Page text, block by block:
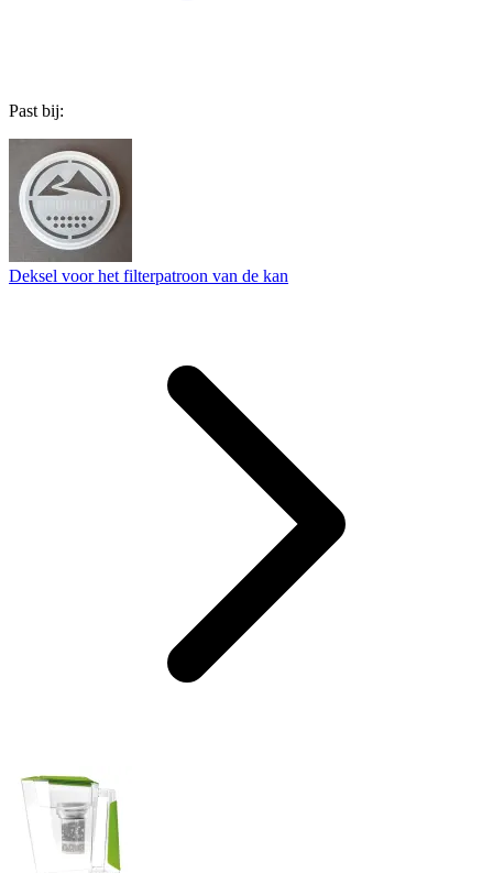
Past bij:
Deksel voor het filterpatroon van de kan